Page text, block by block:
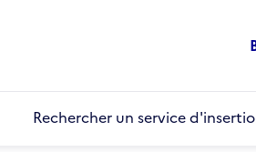
Rechercher un service